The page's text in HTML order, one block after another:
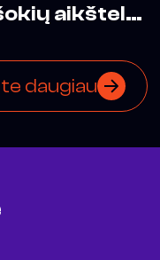
aikštelė
daugiau